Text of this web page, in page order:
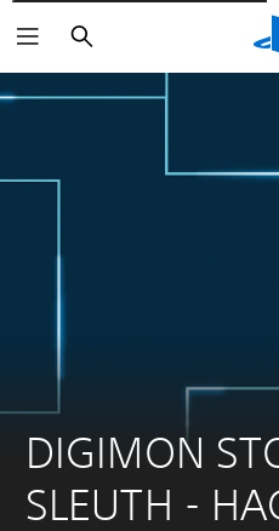
Rechercher
DIGIMON
SLEUTH -